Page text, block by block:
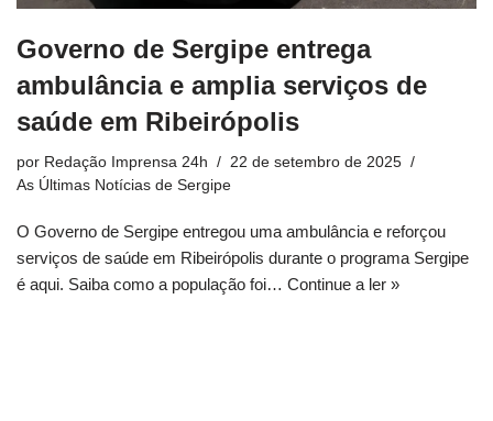
Governo de Sergipe entrega
ambulância e amplia serviços de
saúde em Ribeirópolis
por Redação Imprensa 24h
22 de setembro de 2025
As Últimas Notícias de Sergipe
O Governo de Sergipe entregou uma ambulância e reforçou
serviços de saúde em Ribeirópolis durante o programa Sergipe
é aqui. Saiba como a população foi… Continue a ler »